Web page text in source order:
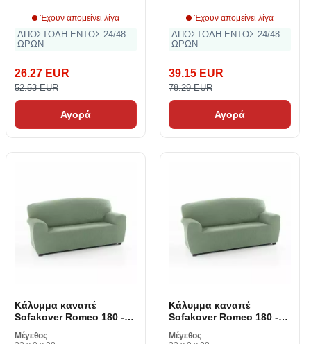
Έχουν απομείνει λίγα
ΑΠΟΣΤΟΛΗ ΕΝΤΟΣ 24/48
ΩΡΩΝ
26.27 EUR
52.53 EUR
Αγορά
Έχουν απομείνει λίγα
ΑΠΟΣΤΟΛΗ ΕΝΤΟΣ 24/48
ΩΡΩΝ
39.15 EUR
78.29 EUR
Αγορά
Κάλυμμα καναπέ
Sofakover Romeo 180 -
220 cm 3 καθίσματα
Μέγεθος
Κάλυμμα καναπέ
Sofakover Romeo 180 -
220 cm 3 καθίσματα
Μέγεθος